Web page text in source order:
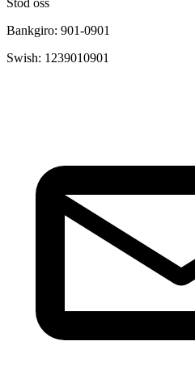
Bankgiro: 901-0901
Swish: 1239010901